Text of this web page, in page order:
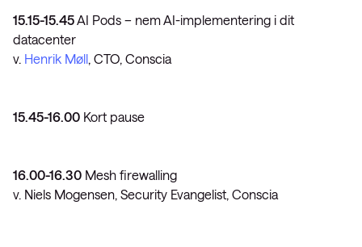
15.15-15.45 AI Pods – nem AI-implementering i dit
datacenter
v. Henrik Møll , CTO, Conscia
15.45-16.00 Kort pause
16.00-16.30 Mesh firewalling
v. Niels Mogensen, Security Evangelist, Conscia